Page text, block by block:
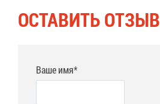
ОСТА­ВИТЬ ОТ­ЗЫВ
Ваше имя*